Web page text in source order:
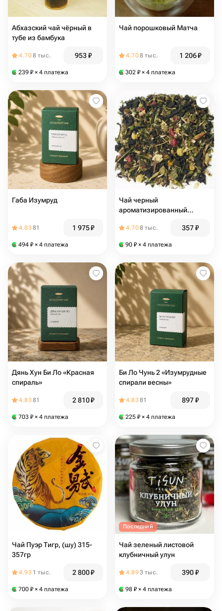
Абхазский чай чёрный в
тубе из бамбука
4.708 тыс. 953₽
239 ₽ × 4 платежа
Чай порошковый Матча
4.708 тыс. 1 206₽
302 ₽ × 4 платежа
Габа Изумруд
4.8381 1 975₽
494 ₽ × 4 платежа
Чай черный
ароматизированный
4.708 тыс. 357₽
90 ₽ × 4 платежа
Дянь Хун Би Ло «Красная
спираль»
4.8381 2 810₽
703 ₽ × 4 платежа
Би Ло Чунь 2 «Изумрудные
спирали весны»
4.8381 897₽
225 ₽ × 4 платежа
Чай Пуэр Тигр, (шу) 315-
357гр
4.93 1 тыс. 2 800₽
700 ₽ × 4 платежа
Последний
Чай зеленый листовой
клубничный улун
4.893 тыс. 390₽
98 ₽ × 4 платежа